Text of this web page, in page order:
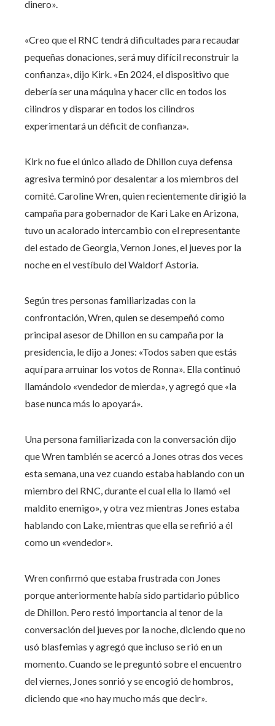
dinero».
«Creo que el RNC tendrá dificultades para recaudar
pequeñas donaciones, será muy difícil reconstruir la
confianza», dijo Kirk. «En 2024, el dispositivo que
debería ser una máquina y hacer clic en todos los
cilindros y disparar en todos los cilindros
experimentará un déficit de confianza».
Kirk no fue el único aliado de Dhillon cuya defensa
agresiva terminó por desalentar a los miembros del
comité. Caroline Wren, quien recientemente dirigió la
campaña para gobernador de Kari Lake en Arizona,
tuvo un acalorado intercambio con el representante
del estado de Georgia, Vernon Jones, el jueves por la
noche en el vestíbulo del Waldorf Astoria.
Según tres personas familiarizadas con la
confrontación, Wren, quien se desempeñó como
principal asesor de Dhillon en su campaña por la
presidencia, le dijo a Jones: «Todos saben que estás
aquí para arruinar los votos de Ronna». Ella continuó
llamándolo «vendedor de mierda», y agregó que «la
base nunca más lo apoyará».
Una persona familiarizada con la conversación dijo
que Wren también se acercó a Jones otras dos veces
esta semana, una vez cuando estaba hablando con un
miembro del RNC, durante el cual ella lo llamó «el
maldito enemigo», y otra vez mientras Jones estaba
hablando con Lake, mientras que ella se refirió a él
como un «vendedor».
Wren confirmó que estaba frustrada con Jones
porque anteriormente había sido partidario público
de Dhillon. Pero restó importancia al tenor de la
conversación del jueves por la noche, diciendo que no
usó blasfemias y agregó que incluso se rió en un
momento. Cuando se le preguntó sobre el encuentro
del viernes, Jones sonrió y se encogió de hombros,
diciendo que «no hay mucho más que decir».